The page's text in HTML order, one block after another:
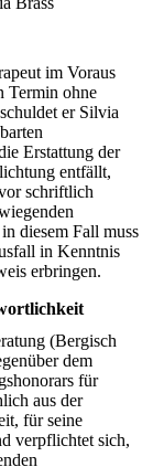
im Voraus
Termin ohne
er Silvia
Erstattung der
entfällt,
schriftlich
diesem Fall muss
in Kenntnis
erbringen.
(Bergisch
dem
für
aus der
für seine
verpflichtet sich,